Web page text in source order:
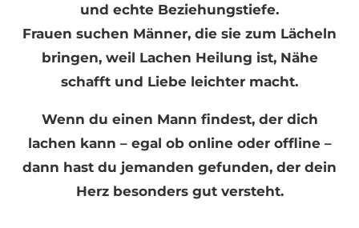
und echte Beziehungstiefe.
Frauen suchen Männer, die sie zum Lächeln
bringen, weil Lachen Heilung ist, Nähe
schafft und Liebe leichter macht.
Wenn du einen Mann findest, der dich
lachen kann – egal ob online oder offline –
dann hast du jemanden gefunden, der dein
Herz besonders gut versteht.